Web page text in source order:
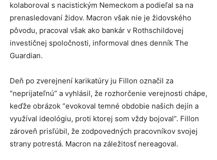
kolaboroval s nacistickým Nemeckom a podieľal sa na
prenasledovaní židov. Macron však nie je židovského
pôvodu, pracoval však ako bankár v Rothschildovej
investičnej spoločnosti, informoval dnes denník The
Guardian.
Deň po zverejnení karikatúry ju Fillon označil za
“neprijateľnú” a vyhlásil, že rozhorčenie verejnosti chápe,
keďže obrázok “evokoval temné obdobie našich dejín a
využíval ideológiu, proti ktorej som vždy bojoval”. Fillon
zároveň prisľúbil, že zodpovedných pracovníkov svojej
strany potrestá. Macron na záležitosť nereagoval.